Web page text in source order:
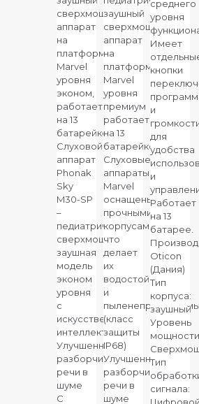
сверхмощный
аппарат
на
платформе
Marvel
уровня
эконом,
работает
на 13
батарейке
Слуховой
аппарат
Phonak
Sky
M30-SP
–
педиатрическая
сверхмощная
заушная
модель
эконом
уровня
с
искусственным
интеллектом.
Улучшенная
разборчивость
речи в
шуме
С
заушный
сверхмощный
аппарат
на
платформе
Marvel
уровня
премиум
работает
на 13
батарейке
Слуховые
аппараты
Marvel
оснащены
прочными
корпусами,
что
делает
их
водостойкими
и
(класс
защиты
IP68)
Улучшенная
разборчивость
речи в
шуме
среднего
уровня
Имеет
кнопки
программ
и
для
удобства
и
Работает
на 13
батарее.
Oticon
(Дания)
Тип
корпуса:
заушный
Уровень
Тип
сигнала: